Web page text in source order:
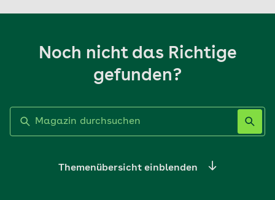
Noch nicht das Richtige
gefunden?
Themenübersicht einblenden